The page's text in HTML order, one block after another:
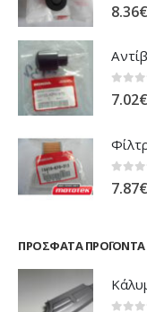
8.36€
0out
7.02€
0out
7.87€
ΠΡΌΣΦΑΤΑ ΠΡΟΪΌΝΤΑ